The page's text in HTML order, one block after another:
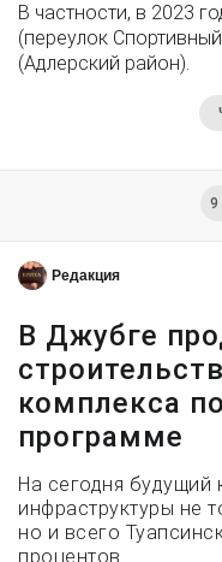
В частности, в 2023
(переулок
(Адлерский район).
9
Редакция
В Джубге
комплекса
программе
На сегодня будущий
инфраструктуры не
но и всего
процентов